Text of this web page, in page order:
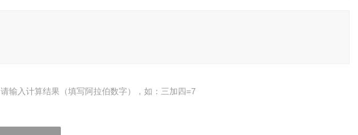
请输入计算结果（填写阿拉伯数字），如：三加四=7